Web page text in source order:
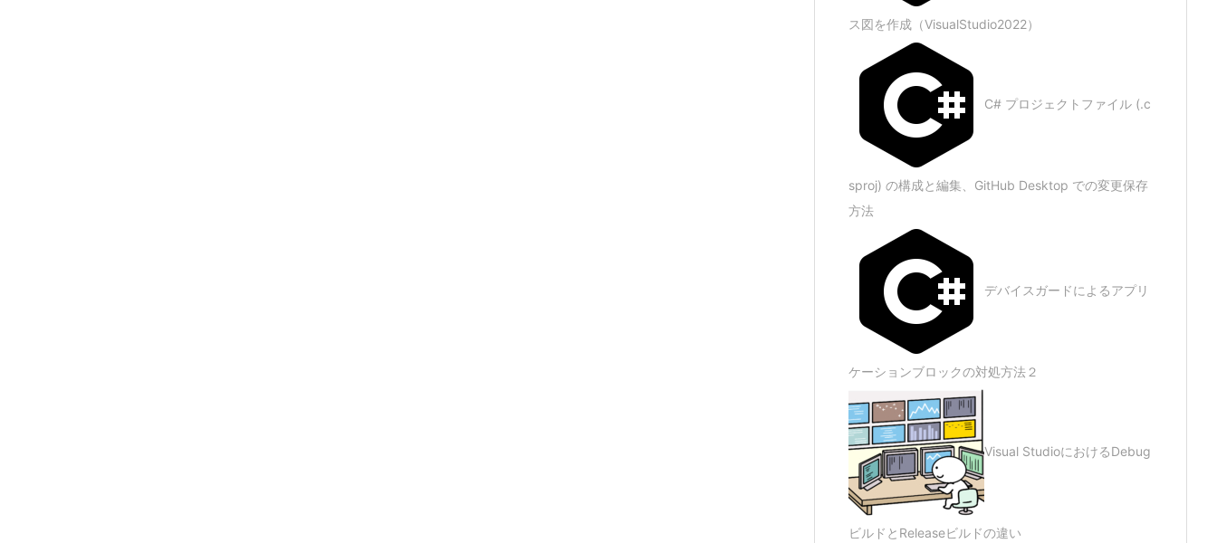
ス図を作成（VisualStudio2022）
C# プロジェクトファイル (.c
sproj) の構成と編集、GitHub Desktop での変更保存
方法
デバイスガードによるアプリ
ケーションブロックの対処方法２
Visual StudioにおけるDebug
ビルドとReleaseビルドの違い